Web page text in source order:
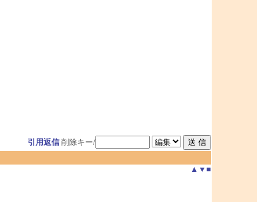
引用返信 削除キー/
▲ ▼ ■